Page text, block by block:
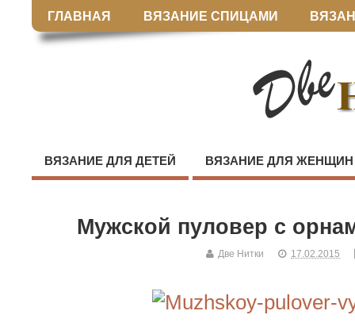
ГЛАВНАЯ ВЯЗАНИЕ СПИЦАМИ
ВЯЗАНИЕ ДЛЯ ДЕТЕЙ ВЯЗАНИЕ ДЛЯ ЖЕНЩИН
Мужской пуловер с
Две Нитки 17.02.2015